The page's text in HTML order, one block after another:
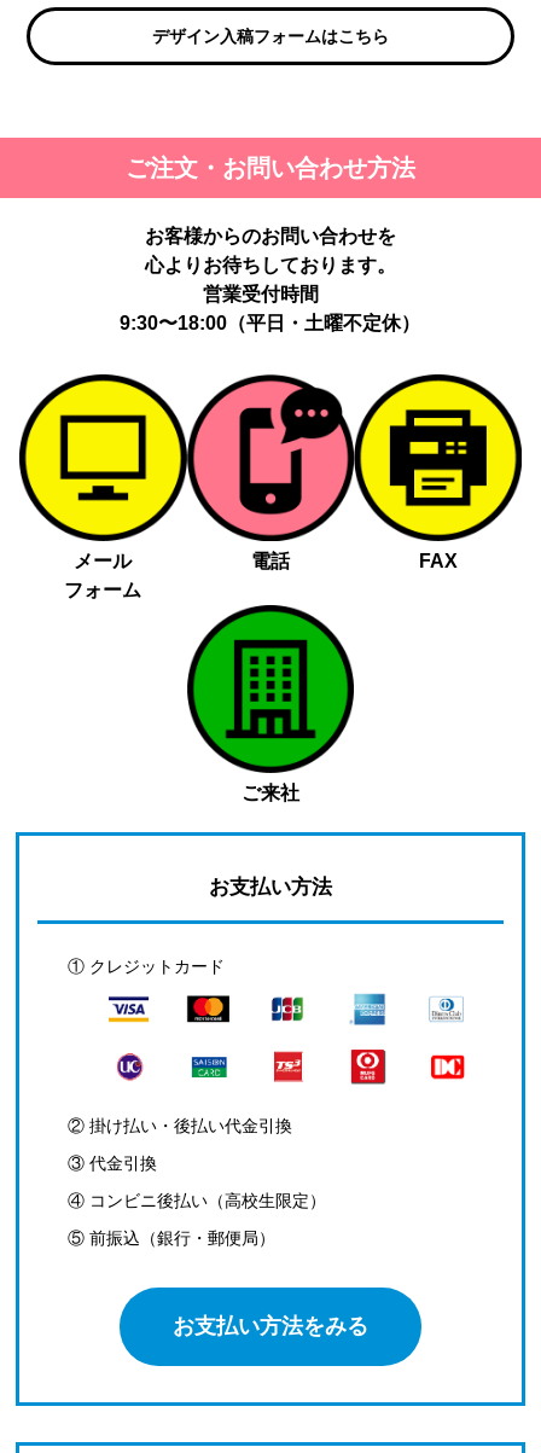
デザイン入稿フォームはこちら
ご注文・お問い合わせ方法
お客様からのお問い合わせを
心よりお待ちしております。
営業受付時間
9:30〜18:00（平日・土曜不定休）
メール
フォーム
電話 FAX
ご来社
お支払い方法
① クレジットカード
② 掛け払い・後払い代金引換
③ 代金引換
④ コンビニ後払い（高校生限定）
⑤ 前振込（銀行・郵便局）
お支払い方法をみる